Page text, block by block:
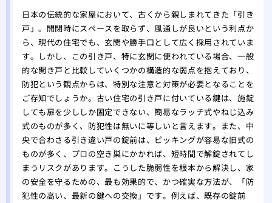
自
タ
鍵
日本の伝統的な家屋において、古くから親しまれてきた「引き
戸」。開閉時にスペースを取らず、風通しが良いという利点か
ら、現代の住宅でも、玄関や勝手口として広く採用されていま
す。しかし、この引き戸、特に玄関に使われている場合、一般
的な開き戸と比較していくつかの構造的な弱点を抱えており、
防犯という観点からは、特別な注意と対策が必要となることを
ご存知でしょうか。古い住宅の引き戸に付いている鍵は、施錠
しても扉を少ししか固定できない、簡易なラッチ式やねじ込み
式のものが多く、防犯性は無いに等しいと言えます。また、中
央で合わさる引き違い戸の錠前は、ピッキングが容易な旧式の
ものが多く、プロの空き巣にかかれば、短時間で解錠されてし
まうリスクがあります。こうした脆弱性を根本から解決し、家
の安全を守るための、最も効果的で、かつ確実な方法が、「防
犯性の高い、最新の鍵への交換」です。例えば、既存の錠前